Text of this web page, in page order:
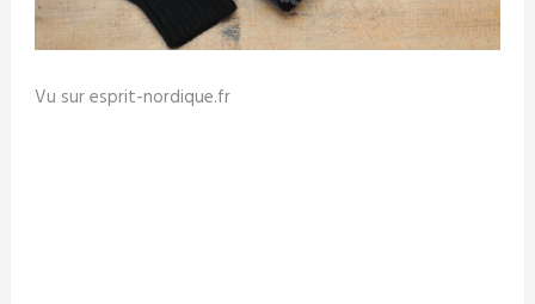
Vu sur esprit-nordique.fr